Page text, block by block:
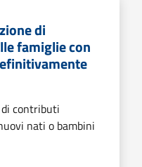
di
famiglie con
di contributi
nati o bambini